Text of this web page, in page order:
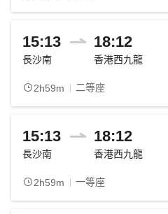
15:13 18:12
長沙南 香港西九龍
2h59m 二等座
15:13 18:12
長沙南 香港西九龍
2h59m 一等座